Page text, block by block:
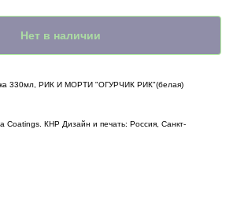
Нет в наличии
330мл, РИК И МОРТИ "ОГУРЧИК РИК"(белая)
Coatings. КНР Дизайн и печать: Россия, Санкт-